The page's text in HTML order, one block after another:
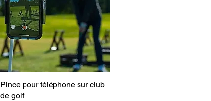
Aperçu rapide
Pince pour téléphone sur club
de golf